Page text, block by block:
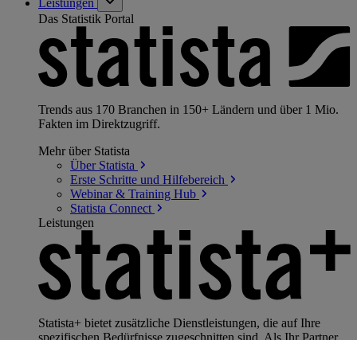
Das Statistik Portal
Trends aus 170 Branchen in 150+ Ländern und über 1 Mio.
Fakten im Direktzugriff.
Mehr über Statista
Über Statista
Erste Schritte und Hilfebereich
Webinar & Training Hub
Statista Connect
Leistungen
Statista+ bietet zusätzliche Dienstleistungen, die auf Ihre
spezifischen Bedürfnisse zugeschnitten sind. Als Ihr Partner